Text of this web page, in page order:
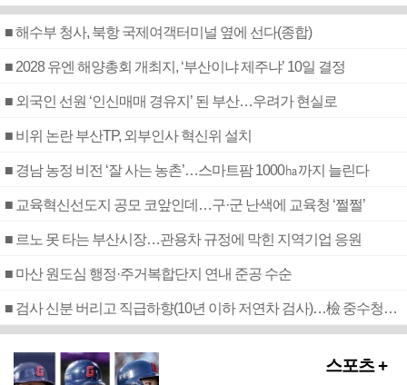
■ 해수부 청사, 북항 국제여객터미널 옆에 선다(종합)
■ 2028 유엔 해양총회 개최지, ‘부산이냐 제주냐’ 10일 결정
■ 외국인 선원 ‘인신매매 경유지’ 된 부산…우려가 현실로
■ 비위 논란 부산TP, 외부인사 혁신위 설치
■ 경남 농정 비전 ‘잘 사는 농촌’…스마트팜 1000㏊까지 늘린다
■ 교육혁신선도지 공모 코앞인데…구·군 난색에 교육청 ‘쩔쩔’
■ 르노 못 타는 부산시장…관용차 규정에 막힌 지역기업 응원
■ 마산 원도심 행정·주거복합단지 연내 준공 수순
■ 검사 신분 버리고 직급하향(10년 이하 저연차 검사)…檢 중수청행 기피
스포츠 +